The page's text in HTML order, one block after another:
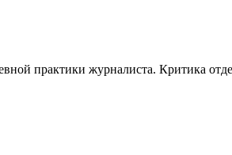
практики журналиста. Критика